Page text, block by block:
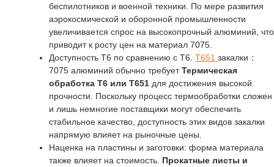
беспилотников и военной техники. По мере развития
аэрокосмической и оборонной промышленности
увеличивается спрос на высокопрочный алюминий, что
приводит к росту цен на материал 7075.
Доступность T6 по сравнению с T6. T651 закалки：
7075 алюминий обычно требуетТермическая
обработка T6 или T651 для достижения высокой
прочности. Поскольку процесс термообработки сложен
и лишь немногие поставщики могут обеспечить
стабильное качество, доступность этих видов закалки
напрямую влияет на рыночные цены.
Наценка на пластины и заготовки: форма материала
также влияет на стоимость. Прокатные листы и